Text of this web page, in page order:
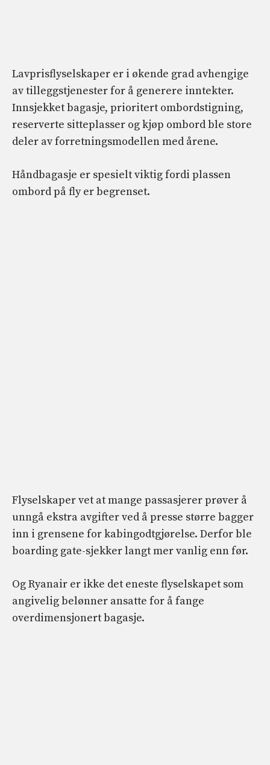
Lavprisflyselskaper er i økende grad avhengige
av tilleggstjenester for å generere inntekter.
Innsjekket bagasje, prioritert ombordstigning,
reserverte sitteplasser og kjøp ombord ble store
deler av forretningsmodellen med årene.
Håndbagasje er spesielt viktig fordi plassen
ombord på fly er begrenset.
Flyselskaper vet at mange passasjerer prøver å
unngå ekstra avgifter ved å presse større bagger
inn i grensene for kabingodtgjørelse. Derfor ble
boarding gate-sjekker langt mer vanlig enn før.
Og Ryanair er ikke det eneste flyselskapet som
angivelig belønner ansatte for å fange
overdimensjonert bagasje.